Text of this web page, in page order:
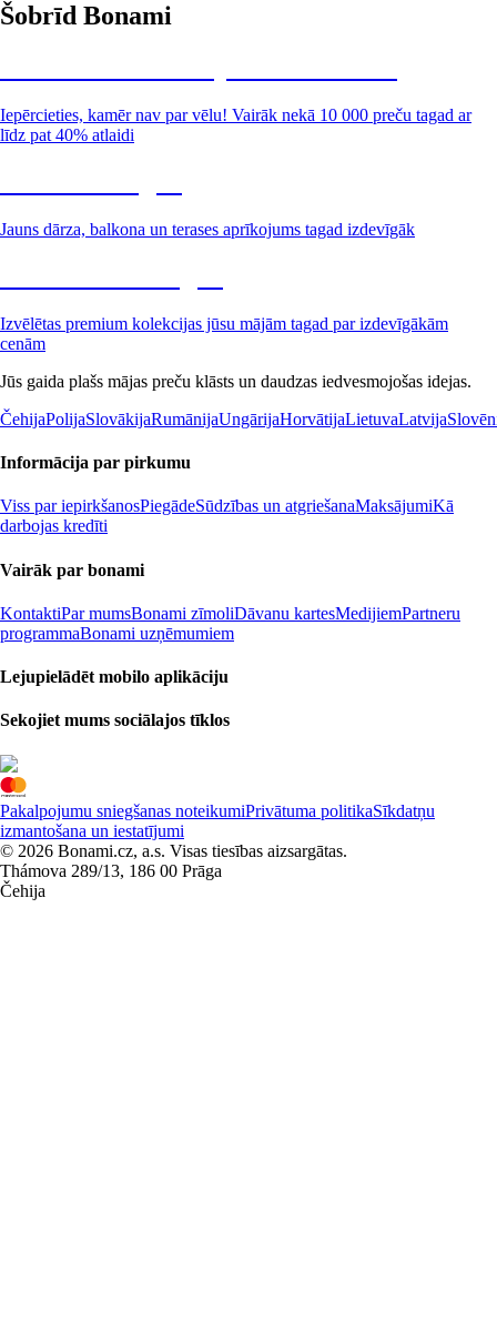
Šobrīd Bonami
Iepērcieties, kamēr nav par vēlu! Vairāk nekā 10 000 preču tagad ar
līdz pat 40% atlaidi
Jauns dārza, balkona un terases aprīkojums tagad izdevīgāk
Izvēlētas premium kolekcijas jūsu mājām tagad par izdevīgākām
cenām
Jūs gaida plašs mājas preču klāsts un daudzas iedvesmojošas idejas.
ČehijaPolijaSlovākijaRumānijaUngārijaHorvātijaLietuvaLatvija
Informācija par pirkumu
Viss par iepirkšanosPiegādeSūdzības un atgriešanaMaksājumiKā
darbojas kredīti
Vairāk par bonami
KontaktiPar mumsBonami zīmoliDāvanu kartesMedijiemPartneru
programmaBonami uzņēmumiem
Lejupielādēt mobilo aplikāciju
Sekojiet mums sociālajos tīklos
Pakalpojumu sniegšanas noteikumiPrivātuma politikaSīkdatņu
izmantošana un iestatījumi
© 2026 Bonami.cz, a.s. Visas tiesības aizsargātas.
Thámova 289/13, 186 00 Prāga
Čehija